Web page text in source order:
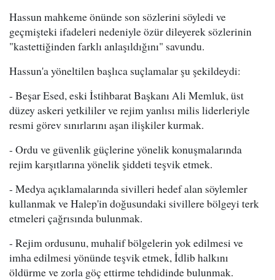
Hassun mahkeme önünde son sözlerini söyledi ve
geçmişteki ifadeleri nedeniyle özür dileyerek sözlerinin
"kastettiğinden farklı anlaşıldığını" savundu.
Hassun'a yöneltilen başlıca suçlamalar şu şekildeydi:
- Beşar Esed, eski İstihbarat Başkanı Ali Memluk, üst
düzey askeri yetkililer ve rejim yanlısı milis liderleriyle
resmi görev sınırlarını aşan ilişkiler kurmak.
- Ordu ve güvenlik güçlerine yönelik konuşmalarında
rejim karşıtlarına yönelik şiddeti teşvik etmek.
- Medya açıklamalarında sivilleri hedef alan söylemler
kullanmak ve Halep'in doğusundaki sivillere bölgeyi terk
etmeleri çağrısında bulunmak.
- Rejim ordusunu, muhalif bölgelerin yok edilmesi ve
imha edilmesi yönünde teşvik etmek, İdlib halkını
öldürme ve zorla göç ettirme tehdidinde bulunmak.